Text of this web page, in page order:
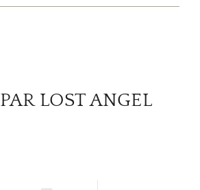
LOST ANGEL